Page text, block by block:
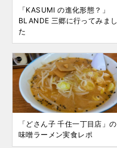
「KASUMI の進化形態？」
BLANDE 三郷に行ってみまし
た
「どさん子 千住一丁目店」の
味噌ラーメン実食レポ